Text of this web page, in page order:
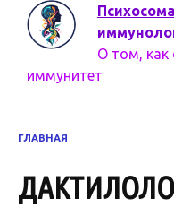
О том, как
иммунитет
ГЛАВНАЯ